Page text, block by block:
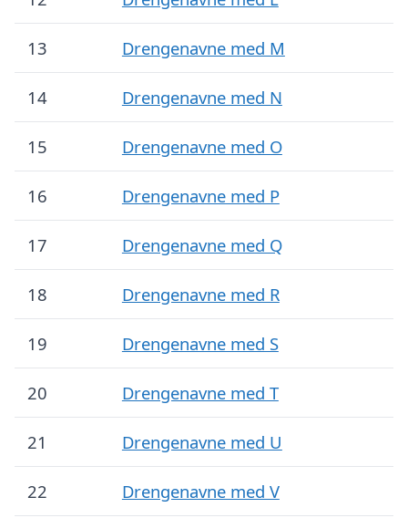
13 Drengenavne med M
14 Drengenavne med N
15 Drengenavne med O
16 Drengenavne med P
17 Drengenavne med Q
18 Drengenavne med R
19 Drengenavne med S
20 Drengenavne med T
21 Drengenavne med U
22 Drengenavne med V